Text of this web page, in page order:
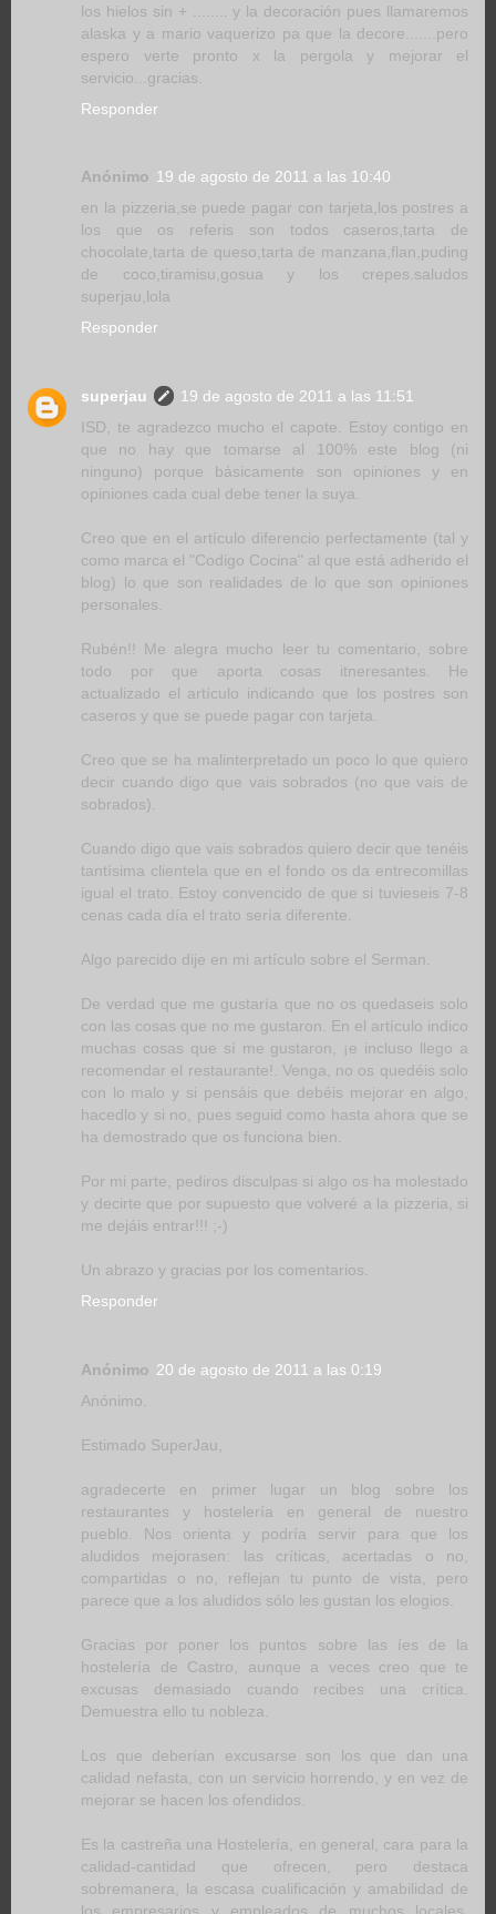
los hielos sin + ........ y la decoración pues llamaremos
alaska y a mario vaquerizo pa que la decore.......pero
espero verte pronto x la pergola y mejorar el
servicio...gracias.
Responder
Anónimo 19 de agosto de 2011 a las 10:40
en la pizzeria,se puede pagar con tarjeta,los postres a
los que os referis son todos caseros,tarta de
chocolate,tarta de queso,tarta de manzana,flan,puding
de coco,tiramisu,gosua y los crepes.saludos
superjau,lola
Responder
superjau
19 de agosto de 2011 a las 11:51
ISD, te agradezco mucho el capote. Estoy contigo en
que no hay que tomarse al 100% este blog (ni
ninguno) porque básicamente son opiniones y en
opiniones cada cual debe tener la suya.
Creo que en el artículo diferencio perfectamente (tal y
como marca el "Codigo Cocina" al que está adherido el
blog) lo que son realidades de lo que son opiniones
personales.
Rubén!! Me alegra mucho leer tu comentario, sobre
todo por que aporta cosas itneresantes. He
actualizado el artículo indicando que los postres son
caseros y que se puede pagar con tarjeta.
Creo que se ha malinterpretado un poco lo que quiero
decir cuando digo que vais sobrados (no que vais de
sobrados).
Cuando digo que vais sobrados quiero decir que tenéis
tantísima clientela que en el fondo os da entrecomillas
igual el trato. Estoy convencido de que si tuvieseis 7-8
cenas cada día el trato sería diferente.
Algo parecido dije en mi artículo sobre el Serman.
De verdad que me gustaría que no os quedaseis solo
con las cosas que no me gustaron. En el artículo indico
muchas cosas que sí me gustaron, ¡e incluso llego a
recomendar el restaurante!. Venga, no os quedéis solo
con lo malo y si pensáis que debéis mejorar en algo,
hacedlo y si no, pues seguid como hasta ahora que se
ha demostrado que os funciona bien.
Por mi parte, pediros disculpas si algo os ha molestado
y decirte que por supuesto que volveré a la pizzeria, si
me dejáis entrar!!! ;-)
Un abrazo y gracias por los comentarios.
Responder
Anónimo 20 de agosto de 2011 a las 0:19
Anónimo.
Estimado SuperJau,
agradecerte en primer lugar un blog sobre los
restaurantes y hostelería en general de nuestro
pueblo. Nos orienta y podría servir para que los
aludidos mejorasen: las críticas, acertadas o no,
compartidas o no, reflejan tu punto de vista, pero
parece que a los aludidos sólo les gustan los elogios.
Gracias por poner los puntos sobre las íes de la
hostelería de Castro, aunque a veces creo que te
excusas demasiado cuando recibes una crítica.
Demuestra ello tu nobleza.
Los que deberían excusarse son los que dan una
calidad nefasta, con un servicio horrendo, y en vez de
mejorar se hacen los ofendidos.
Es la castreña una Hostelería, en general, cara para la
calidad-cantidad que ofrecen, pero destaca
sobremanera, la escasa cualificación y amabilidad de